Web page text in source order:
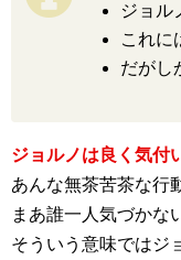
ジョル
これに
だがし
ジョルノは良く気付
あんな無茶苦茶な行
まあ誰一人気づかな
そういう意味ではジ